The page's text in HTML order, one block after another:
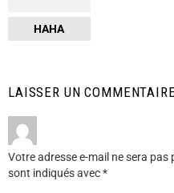
HAHA
LAISSER UN COMMENTAIRE
Votre adresse e-mail ne sera pas
sont indiqués avec*